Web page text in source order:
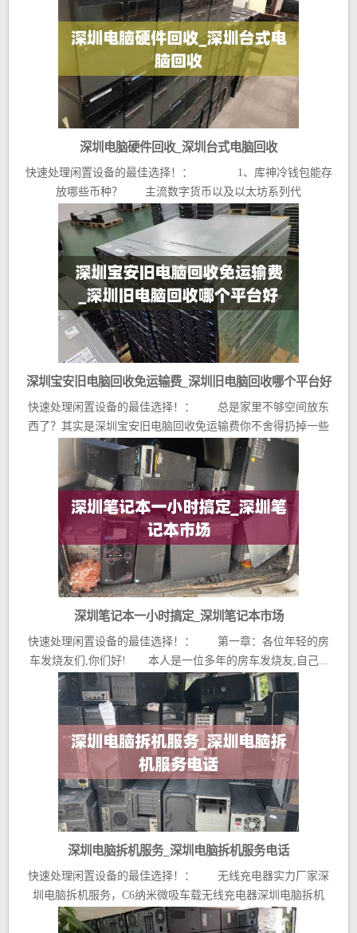
深圳电脑硬件回收_深圳台式电脑回收
快速处理闲置设备的最佳选择！： 1、库神冷钱包能存
放哪些币种？ 主流数字货币以及以太坊系列代
币。 ...
深圳宝安旧电脑回收免运输费_深圳旧电脑回收哪个平台好
快速处理闲置设备的最佳选择！： 总是家里不够空间放东
西了？其实是深圳宝安旧电脑回收免运输费你不舍得扔掉一些
深圳笔记本一小时搞定_深圳笔记本市场
快速处理闲置设备的最佳选择！： 第一章：各位年轻的房
车发烧友们,你们好! 本人是一位多年的房车发烧友,自己...
深圳电脑拆机服务_深圳电脑拆机服务电话
快速处理闲置设备的最佳选择！： 无线充电器实力厂家深
圳电脑拆机服务，C6纳米微吸车载无线充电器深圳电脑拆机
服...